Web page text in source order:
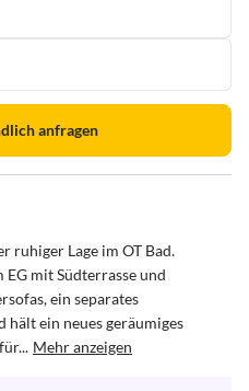
anfragen
ruhiger Lage im OT Bad.
mit Südterrasse und
ein separates
ein neues geräumiges
Mehr anzeigen